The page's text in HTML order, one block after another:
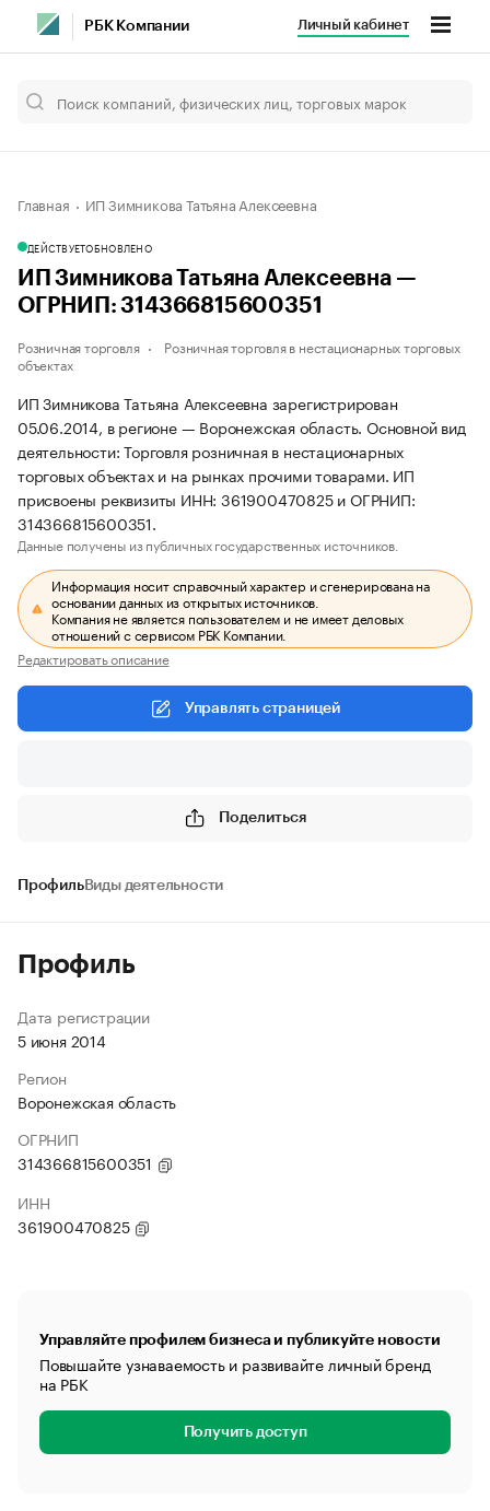
РБК Компании Личный кабинет
Главная ИП Зимникова Татьяна Алексеевна
ДЕЙСТВУЕТОБНОВЛЕНО
ИП Зимникова Татьяна Алексеевна —
ОГРНИП: 314366815600351
Розничная торговля
Розничная торговля в нестационарных торговых
объектах
ИП Зимникова Татьяна Алексеевна зарегистрирован
05.06.2014, в регионе — Воронежская область. Основной вид
деятельности: Торговля розничная в нестационарных
торговых объектах и на рынках прочими товарами. ИП
присвоены реквизиты ИНН: 361900470825 и ОГРНИП:
314366815600351.
Данные получены из публичных государственных источников.
Информация носит справочный характер и сгенерирована на
основании данных из открытых источников.
Компания не является пользователем и не имеет деловых
отношений с сервисом РБК Компании.
Редактировать описание
Управлять страницей
Поделиться
ПрофильВиды деятельности
Профиль
Дата регистрации
5 июня 2014
Регион
Воронежская область
ОГРНИП
314366815600351
ИНН
361900470825
Управляйте профилем бизнеса и публикуйте новости
Повышайте узнаваемость и развивайте личный бренд
на РБК
Получить доступ